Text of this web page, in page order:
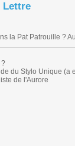
Lettre
la Pat Patrouille ?
?
du Stylo Unique (a
de l'Aurore